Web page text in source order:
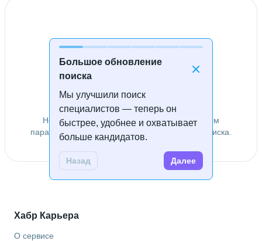
Большое обновление
поиска
Мы улучшили поиск
специалистов — теперь он
быстрее, удобнее и охватывает
больше кандидатов.
Назад Далее
Специалисты не найдены
Не удалось найти специалистов по заданным
параметрам. Попробуйте изменить условия поиска.
Хабр Карьера
О сервисе